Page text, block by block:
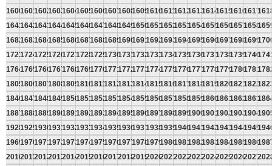
160016011602160316041605160616071608160916101611161216131614161516161617
164116421643164416451646164716481649165016511652165316541655165616571658
168216831684168516861687168816891690169116921693169416951696169716981699
172317241725172617271728172917301731173217331734173517361737173817391740
176417651766176717681769177017711772177317741775177617771778177917801781
180518061807180818091810181118121813181418151816181718181819182018211822
184618471848184918501851185218531854185518561857185818591860186118621863
188718881889189018911892189318941895189618971898189919001901190219031904
192819291930193119321933193419351936193719381939194019411942194319441945
196919701971197219731974197519761977197819791980198119821983198419851986
201020112012201320142015201620172018201920202021202220232024202520262027